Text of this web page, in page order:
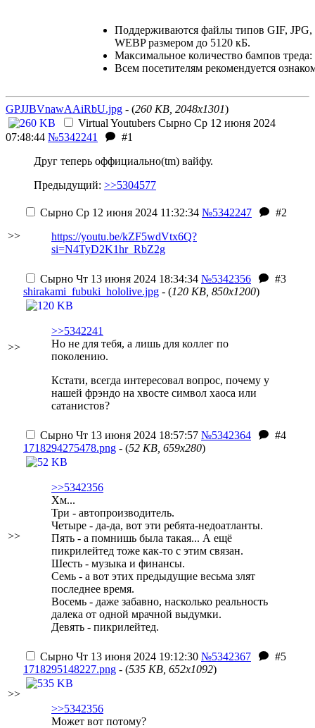
Поддерживаются файлы типов GIF,
WEBP размером до 5120 кБ.
Максимальное количество бампов треда:
Всем посетителям рекомендуется
GPJJBVnawAAiRbU.jpg - (260 KB, 2048x1301)
Virtual Youtubers Сырно Ср 12 июня 2024
07:48:44 №5342241
#1
Друг теперь оффициально(tm) вайфу.
Предыдущий: >>5304577
>>
Сырно Ср 12 июня 2024 11:32:34 №5342247
#2
https://youtu.be/kZF5wdVtx6Q?
si=N4TyD2K1hr_RbZ2g
>>
Сырно Чт 13 июня 2024 18:34:34 №5342356
#3
shirakami_fubuki_hololive.jpg - (120 KB, 850x1200)
>>5342241
Но не для тебя, а лишь для коллег по
поколению.
Кстати, всегда интересовал вопрос, почему у
нашей фрэндо на хвосте символ хаоса или
сатанистов?
>>
Сырно Чт 13 июня 2024 18:57:57 №5342364
#4
1718294275478.png - (52 KB, 659x280)
>>5342356
Хм...
Три - автопроизводитель.
Четыре - да-да, вот эти ребята-недоатланты.
Пять - а помнишь была такая... А ещё
пикрилейтед тоже как-то с этим связан.
Шесть - музыка и финансы.
Семь - а вот этих предыдущие весьма злят
последнее время.
Восемь - даже забавно, насколько реальность
далека от одной мрачной выдумки.
Девять - пикрилейтед.
>>
Сырно Чт 13 июня 2024 19:12:30 №5342367
#5
1718295148227.png - (535 KB, 652x1092)
>>5342356
Может вот потому?